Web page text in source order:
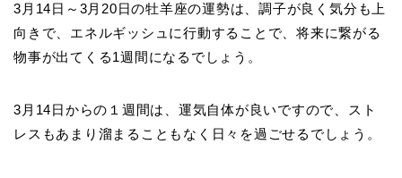
3月14日～3月20日の牡羊座の運勢は、調子が良く気分も上
向きで、エネルギッシュに行動することで、将来に繋がる
物事が出てくる1週間になるでしょう。
3月14日からの１週間は、運気自体が良いですので、スト
レスもあまり溜まることもなく日々を過ごせるでしょう。